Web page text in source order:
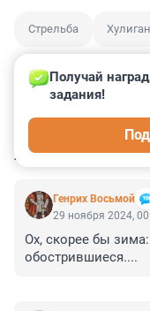
Стрельба
КОММЕНТАРИИ
Генрих Восьмой
Получай
задания!
29 ноября 2024,
Ох, скорее бы
обострившиеся....